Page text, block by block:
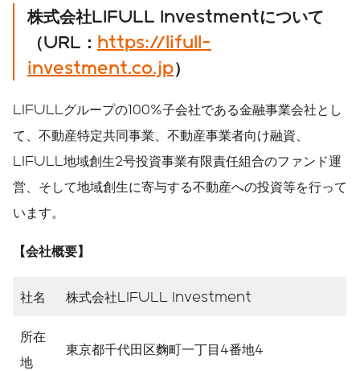
株式会社LIFULL Investmentについて
（URL： https://lifull-
investment.co.jp）
LIFULLグループの100%子会社である金融事業会社とし
て、不動産特定共同事業、不動産事業者向け融資、
LIFULL地域創生2号投資事業有限責任組合のファンド運
営、そして地域創生に寄与する不動産への投資等を行って
います。
【会社概要】
社名 株式会社LIFULL Investment
所在
地
東京都千代田区麴町一丁目4番地4